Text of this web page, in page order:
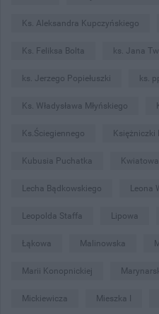
Ks. Aleksandra Kupczyńskiego
Ks. Feliksa Bolta ks. Jana
ks. Jerzego Popiełuszki ks.
Ks. Władysława Młyńskiego
Ks.Ściegiennego Księżniczki
Kubusia Puchatka Kwiatowa
Lecha Bądkowskiego Leona
Leopolda Staffa Lipowa
Łąkowa Malinowska
Marii Konopnickiej
Mickiewicza Mieszka I